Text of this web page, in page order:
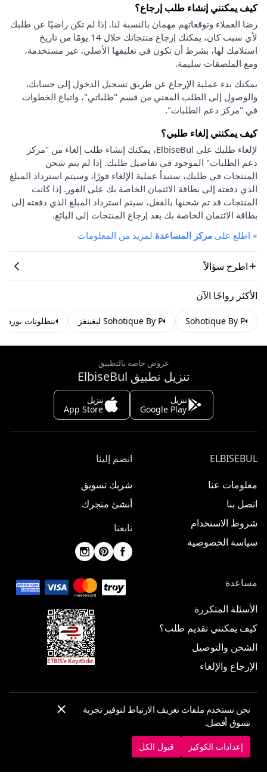
كيف يمكنني إنشاء طلب إرجاع؟
رضا العملاء وتوقعاتهم مهمان بالنسبة لنا. إذا لم تكن راضيًا عن طلبك
لأي سبب كان، يمكنك إرجاع منتجاتك خلال 14 يومًا من تاريخ
استلامك لها، بشرط أن تكون في تغليفها الأصلي، غير مستخدمة،
ومع الملصقات سليمة.
يمكنك بدء عملية الإرجاع عن طريق تسجيل الدخول إلى حسابك،
والوصول إلى الطلب المعني من قسم "طلباتي"، واتباع الخطوات
في "مركز دعم الطلبات".
كيف يمكنني إلغاء طلبي؟
لإلغاء طلبك على ElbiseBul، يمكنك إنشاء طلب إلغاء من "مركز
دعم الطلبات" الموجود في تفاصيل طلبك. إذا لم يتم شحن
المنتجات في طلبك، ستبدأ عملية الإلغاء فورًا، وسيتم استرداد المبلغ
الذي دفعته إلى بطاقة الائتمان الخاصة بك على الفور. إذا كانت
المنتجات قد تم شحنها بالفعل، سيتم استرداد المبلغ الذي دفعته إلى
بطاقة الائتمان الخاصة بك بعد إرجاع المنتجات إلى البائع.
» اطلع على مركز المساعدة لمزيد من المعلومات
اطرح سؤالاً
الأكثر رواجًا الآن
Sohotique By P Sohotique By P ليغينغز بنطلونات بوردو
عروض خاصة بالتطبيق
تنزيل تطبيق ElbiseBul
تنزيل
Google Play
تنزيل
App Store
ELBISEBUL
معلومات عنا
اتصل بنا
شروط الاستخدام
سياسة الخصوصية
انضم إلينا
شريك تسويق
أنشئ متجرك
تابعنا
مساعدة
الأسئلة المتكررة
كيف يمكنني تقديم طلب؟
الشحن والتوصيل
الإرجاع والإلغاء
إعدادات الكوكيز
نحن نستخدم ملفات تعريف الارتباط لتوفير تجربة
تسوق أفضل.
إعدادات الكوكيز قبول الكل